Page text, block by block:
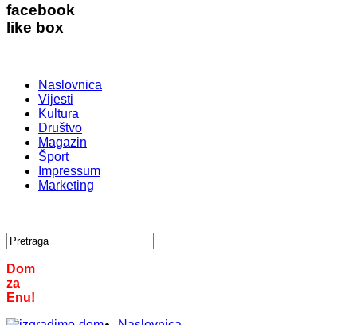
facebook
like box
Naslovnica
Vijesti
Kultura
Društvo
Magazin
Šport
Impressum
Marketing
Dom
za
Enu!